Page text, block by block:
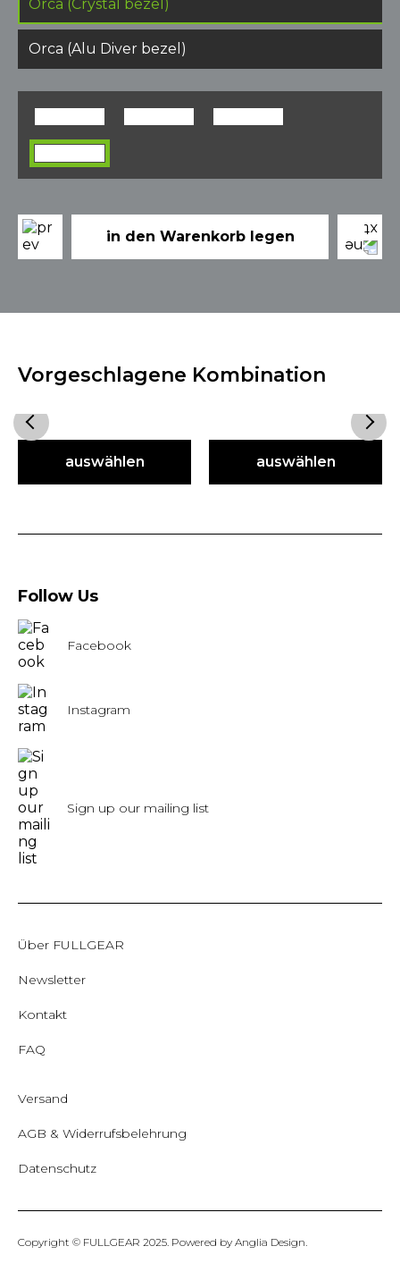
Orca (Crystal bezel)
Orca (Alu Diver bezel)
in den Warenkorb legen
Vorgeschlagene Kombination
auswählen auswählen
Follow Us
Facebook
Instagram
Sign up our mailing list
Über FULLGEAR
Newsletter
Kontakt
FAQ
Versand
AGB & Widerrufsbelehrung
Datenschutz
Copyright © FULLGEAR 2025. Powered by Anglia Design.